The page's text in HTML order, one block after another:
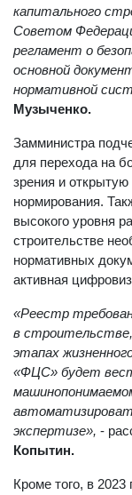
капитального
Советом
регламент о
основной
нормативной
Музыченко.
Замминистра
для перехода на
зрения и
нормирования.
высокого уровня
строительстве
нормативных
активная
«Реестр
в
этапах
«ФЦС» будет
экспертизе», -
Копытин.
Кроме того, в